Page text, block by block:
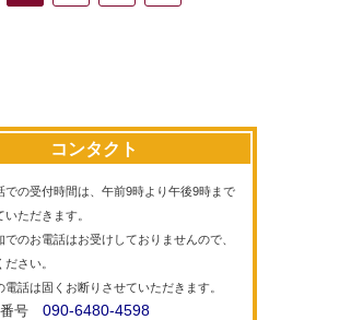
コンタクト
の受付時間は、午前9時より午後9時まで
いただきます。
のお電話はお受けしておりませんので、
ださい。
話は固くお断りさせていただきます。
号 090-6480-4598